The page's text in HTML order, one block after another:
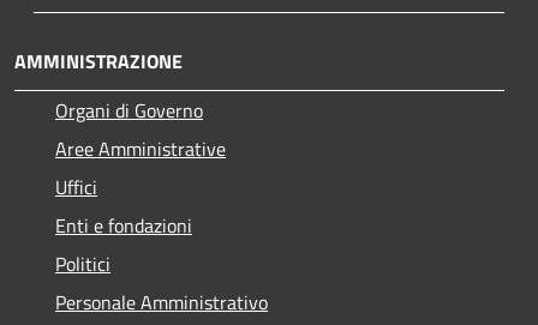
AMMINISTRAZIONE
Organi di Governo
Aree Amministrative
Uffici
Enti e fondazioni
Politici
Personale Amministrativo